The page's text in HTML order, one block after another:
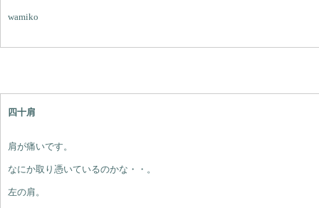
wamiko
四十肩
肩が痛いです。
なにか取り憑いているのかな・・。
左の肩。